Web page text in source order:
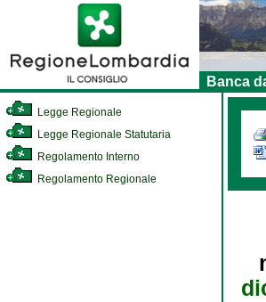
Banca
Legge Regionale
Legge Regionale Statutaria
Regolamento Interno
Regolamento Regionale